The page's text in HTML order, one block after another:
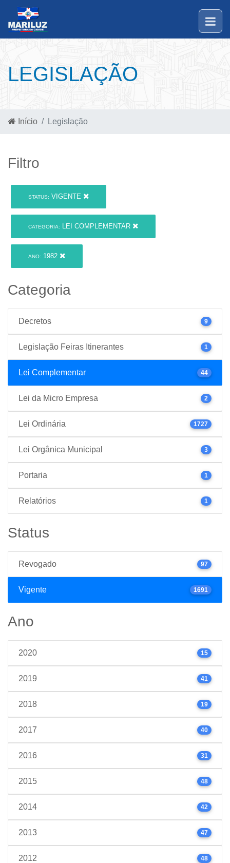
LEGISLAÇÃO
Início Legislação
Filtro
STATUS: VIGENTE
CATEGORIA: LEI COMPLEMENTAR
ANO: 1982
Categoria
Decretos 9
Legislação Feiras Itinerantes 1
Lei Complementar 44
Lei da Micro Empresa 2
Lei Ordinária 1727
Lei Orgânica Municipal 3
Portaria 1
Relatórios 1
Status
Revogado 97
Vigente 1691
Ano
2020 15
2019 41
2018 19
2017 40
2016 31
2015 48
2014 42
2013 47
2012 48